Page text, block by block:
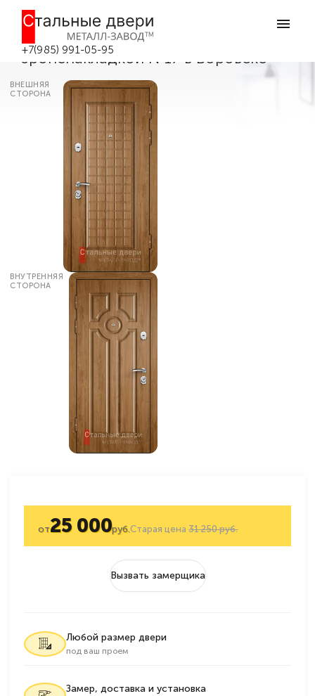
+7(985) 991-05-95
Надежная металлическая дверь с
броненакладкой №17 в Боровске
Главная
Металлические взломостойкие двери
ВНЕШНЯЯ
СТОРОНА
ВНУТРЕННЯЯ
СТОРОНА
Старая цена31 250 руб.
от25 000руб.
Вызвать замерщика
Любой размер двери
под ваш проем
Замер, доставка и установка